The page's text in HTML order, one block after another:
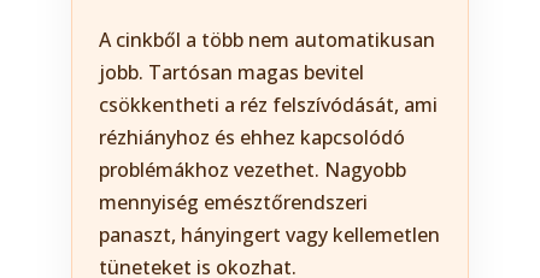
A cinkből a több nem automatikusan
jobb. Tartósan magas bevitel
csökkentheti a réz felszívódását, ami
rézhiányhoz és ehhez kapcsolódó
problémákhoz vezethet. Nagyobb
mennyiség emésztőrendszeri
panaszt, hányingert vagy kellemetlen
tüneteket is okozhat.